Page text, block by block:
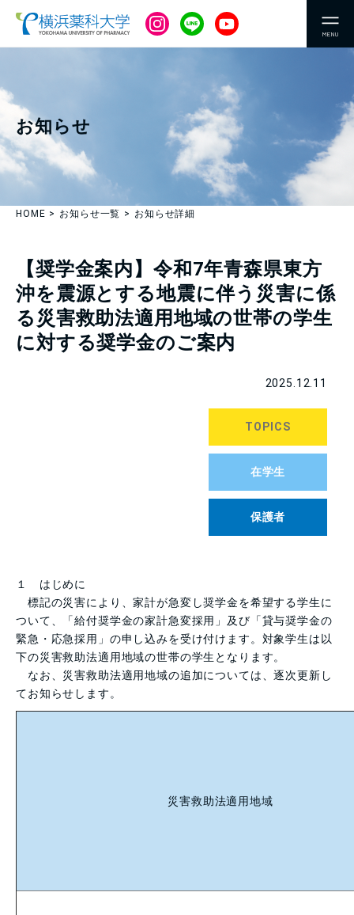
MENU
お知らせ
HOME お知らせ一覧 お知らせ詳細
【奨学金案内】令和7年青森県東方
沖を震源とする地震に伴う災害に係
る災害救助法適用地域の世帯の学生
に対する奨学金のご案内
１ はじめに
標記の災害により、家計が急変し奨学金を希望する学生に
ついて、「給付奨学金の家計急変採用」及び「貸与奨学金の
緊急・応急採用」の申し込みを受け付けます。対象学生は以
下の災害救助法適用地域の世帯の学生となります。
なお、災害救助法適用地域の追加については、逐次更新し
てお知らせします。
災害救助法適用地域
2025.12.11
TOPICS
在学生
保護者